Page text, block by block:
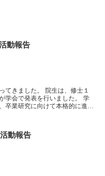
動報告
。 院生は、修士１
会で発表を行いました。 学
卒業研究に向けて本格的に進み
動報告